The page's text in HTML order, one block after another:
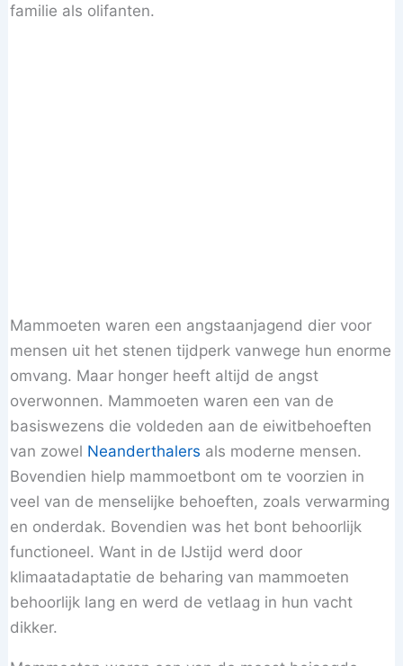
familie als olifanten.
Mammoeten waren een angstaanjagend dier voor
mensen uit het stenen tijdperk vanwege hun enorme
omvang. Maar honger heeft altijd de angst
overwonnen. Mammoeten waren een van de
basiswezens die voldeden aan de eiwitbehoeften
van zowel Neanderthalers als moderne mensen.
Bovendien hielp mammoetbont om te voorzien in
veel van de menselijke behoeften, zoals verwarming
en onderdak. Bovendien was het bont behoorlijk
functioneel. Want in de IJstijd werd door
klimaatadaptatie de beharing van mammoeten
behoorlijk lang en werd de vetlaag in hun vacht
dikker.